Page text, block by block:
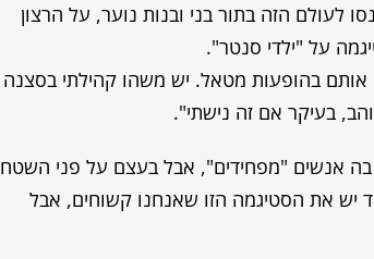
לעולם הזה בתור בני ובנות נוער, על הרצון
על "ילדי סנטר".
בהופעות מטאל. יש משהו קהילתי בסצנה
בעיקר אם זה נישתי".
אנשים "מפחידים", אבל בעצם על פני השטח
יש את הסטיגמה הזו שאנחנו קשוחים, אבל